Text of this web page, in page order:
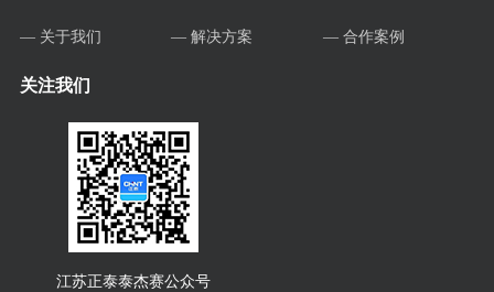
— 关于我们 — 解决方案 — 合作案例
关注我们
江苏正泰泰杰赛公众号